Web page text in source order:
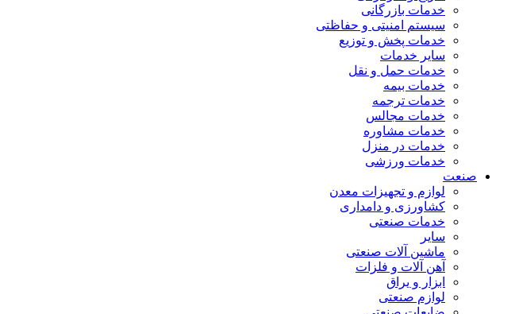
خدمات بازرگانی
سیستم امنیتی و حفاظتی
خدمات پخش و توزیع
سایر خدمات
خدمات حمل و نقل
خدمات بیمه
خدمات ترجمه
خدمات مجالس
خدمات مشاوره
خدمات در منزل
خدمات ورزشی
صنعت
لوازم و تجهیزات معدن
کشاورزی و دامداری
خدمات صنعتی
سایر
ماشین آلات صنعتی
آهن آلات و فلزات
ابزار و یراق
لوازم صنعتی